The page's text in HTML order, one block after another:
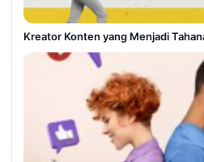
Kreator Konten yang Menjadi